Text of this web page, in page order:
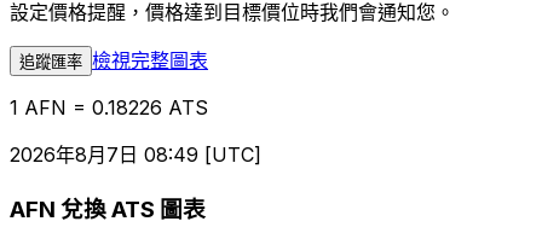
設定價格提醒，價格達到目標價位時我們會通知您。
追蹤匯率 檢視完整圖表
1 AFN = 0.18226 ATS
2026年8月7日 08:49 [UTC]
AFN 兌換 ATS 圖表